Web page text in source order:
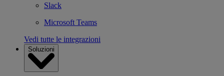
Slack
Microsoft Teams
Vedi tutte le integrazioni
Soluzioni